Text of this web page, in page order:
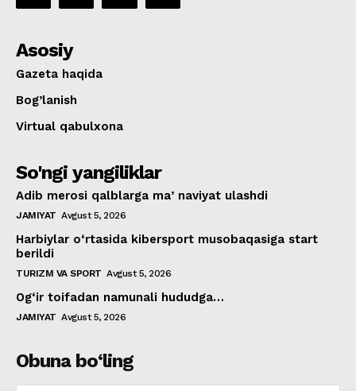
Asosiy
Gazeta haqida
Bog’lanish
Virtual qabulxona
So'ngi yangiliklar
Adib merosi qalblarga maʼnaviyat ulashdi
JAMIYAT Avgust 5, 2026
Harbiylar o‘rtasida kibersport musobaqasiga start
berildi
TURIZM VA SPORT Avgust 5, 2026
Og‘ir toifadan namunali hududga…
JAMIYAT Avgust 5, 2026
Obuna bo‘ling